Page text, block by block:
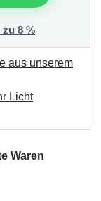
8 %
aus unserem
Licht
Waren